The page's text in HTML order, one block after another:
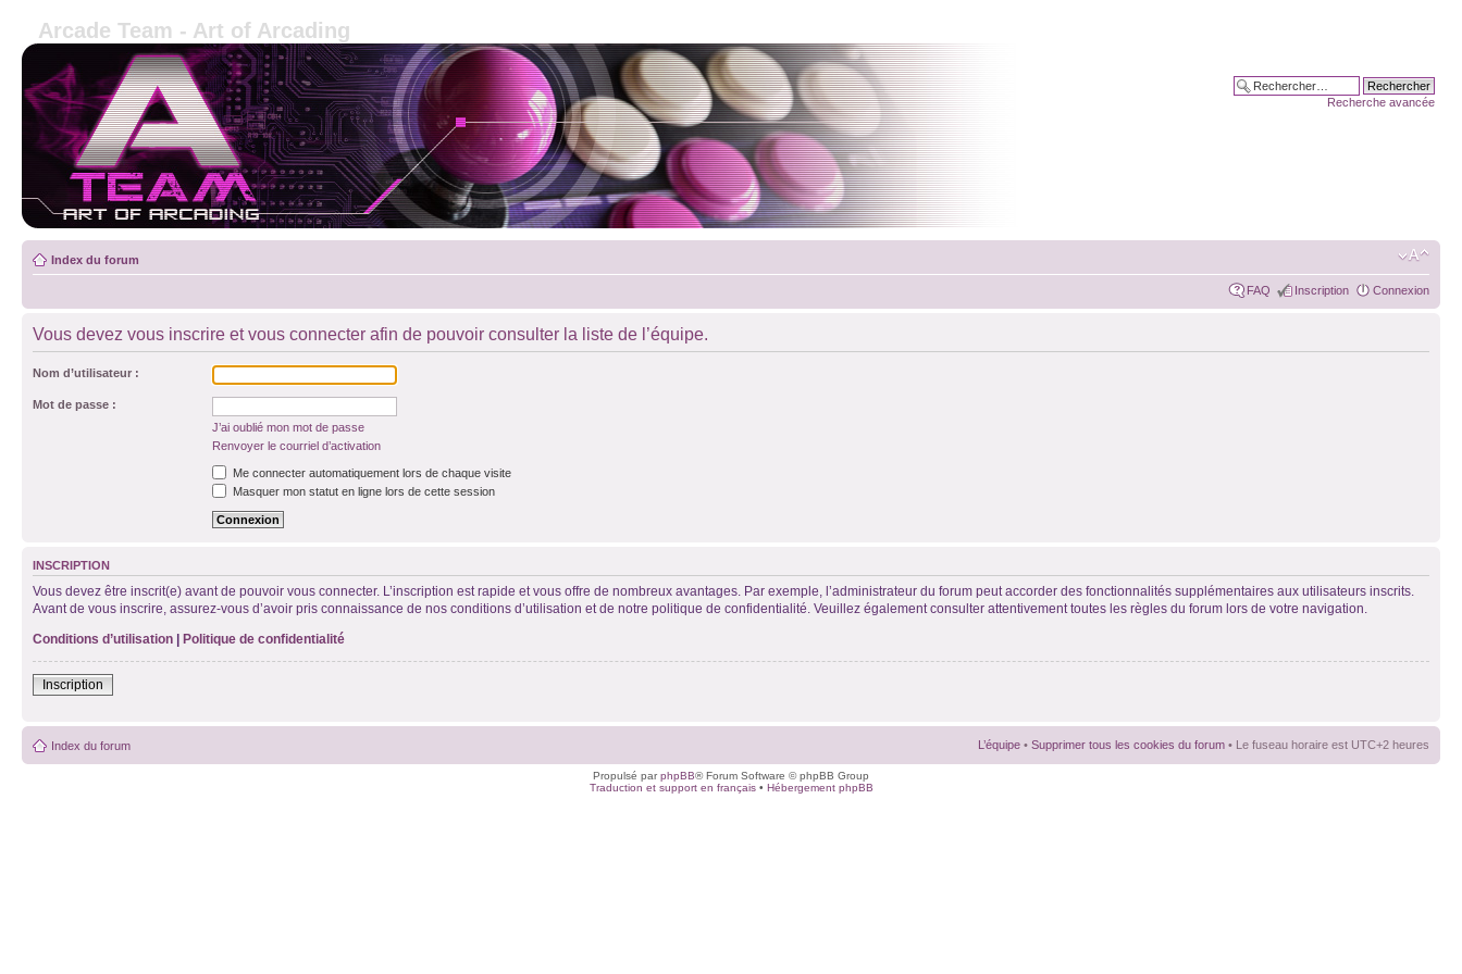
Arcade Team - Art of Arcading
Recherche avancée
Index du forum
FAQ Inscription Connexion
Vous devez vous inscrire et vous connecter afin de pouvoir consulter la liste de l’équipe.
Nom d’utilisateur :
Mot de passe :
J’ai oublié mon mot de passe
Renvoyer le courriel d’activation
Me connecter automatiquement lors de chaque visite
Masquer mon statut en ligne lors de cette session
INSCRIPTION
Vous devez être inscrit(e) avant de pouvoir vous connecter. L’inscription est rapide et vous offre de nombreux avantages. Par exemple, l’administrateur du forum peut accorder des fonctionnalités supplémentaires aux utilisateurs inscrits.
Avant de vous inscrire, assurez-vous d’avoir pris connaissance de nos conditions d’utilisation et de notre politique de confidentialité. Veuillez également consulter attentivement toutes les règles du forum lors de votre navigation.
Conditions d’utilisation | Politique de confidentialité
Inscription
Index du forum L’équipe • Supprimer tous les cookies du forum • Le fuseau horaire est UTC+2 heures
Propulsé parphpBB® Forum Software © phpBB Group
Traduction et support en français• Hébergement phpBB